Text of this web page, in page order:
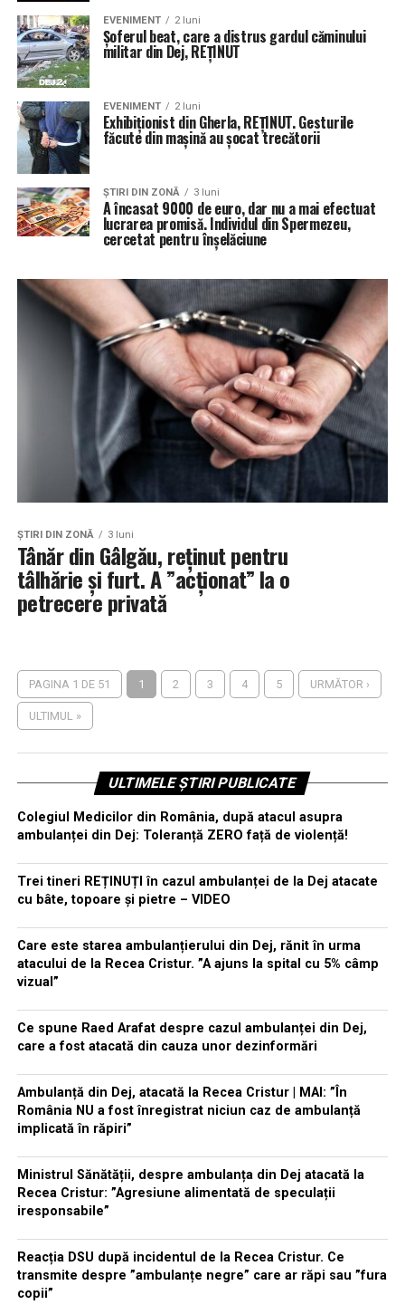
EVENIMENT 2 luni
Șoferul beat, care a distrus gardul căminului
militar din Dej, REȚINUT
EVENIMENT 2 luni
Exhibiționist din Gherla, REȚINUT. Gesturile
făcute din mașină au șocat trecătorii
ŞTIRI DIN ZONĂ 3 luni
A încasat 9000 de euro, dar nu a mai efectuat
lucrarea promisă. Individul din Spermezeu,
cercetat pentru înșelăciune
ŞTIRI DIN ZONĂ 3 luni
Tânăr din Gâlgău, reținut pentru
tâlhărie și furt. A ”acționat” la o
petrecere privată
PAGINA 1 DE 51 1 2 3 4 5 URMĂTOR ›
ULTIMUL »
ULTIMELE ȘTIRI PUBLICATE
Colegiul Medicilor din România, după atacul asupra
ambulanței din Dej: Toleranță ZERO față de violență!
Trei tineri REȚINUȚI în cazul ambulanței de la Dej atacate
cu bâte, topoare și pietre – VIDEO
Care este starea ambulanțierului din Dej, rănit în urma
atacului de la Recea Cristur. ”A ajuns la spital cu 5% câmp
vizual”
Ce spune Raed Arafat despre cazul ambulanței din Dej,
care a fost atacată din cauza unor dezinformări
Ambulanță din Dej, atacată la Recea Cristur | MAI: ”În
România NU a fost înregistrat niciun caz de ambulanță
implicată în răpiri”
Ministrul Sănătății, despre ambulanța din Dej atacată la
Recea Cristur: ”Agresiune alimentată de speculații
iresponsabile”
Reacția DSU după incidentul de la Recea Cristur. Ce
transmite despre ”ambulanțe negre” care ar răpi sau ”fura
copii”